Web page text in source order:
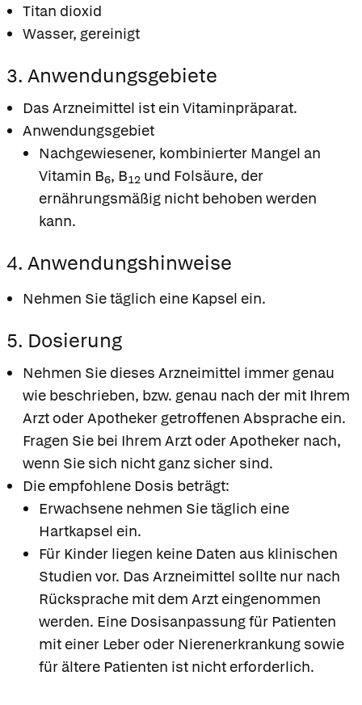
Titan dioxid
Wasser, gereinigt
3. Anwendungsgebiete
Das Arzneimittel ist ein Vitaminpräparat.
Anwendungsgebiet
Nachgewiesener, kombinierter Mangel an
Vitamin B6, B12 und Folsäure, der
ernährungsmäßig nicht behoben werden
kann.
4. Anwendungshinweise
Nehmen Sie täglich eine Kapsel ein.
5. Dosierung
Nehmen Sie dieses Arzneimittel immer genau
wie beschrieben, bzw. genau nach der mit Ihrem
Arzt oder Apotheker getroffenen Absprache ein.
Fragen Sie bei Ihrem Arzt oder Apotheker nach,
wenn Sie sich nicht ganz sicher sind.
Die empfohlene Dosis beträgt:
Erwachsene nehmen Sie täglich eine
Hartkapsel ein.
Für Kinder liegen keine Daten aus klinischen
Studien vor. Das Arzneimittel sollte nur nach
Rücksprache mit dem Arzt eingenommen
werden. Eine Dosisanpassung für Patienten
mit einer Leber oder Nierenerkrankung sowie
für ältere Patienten ist nicht erforderlich.